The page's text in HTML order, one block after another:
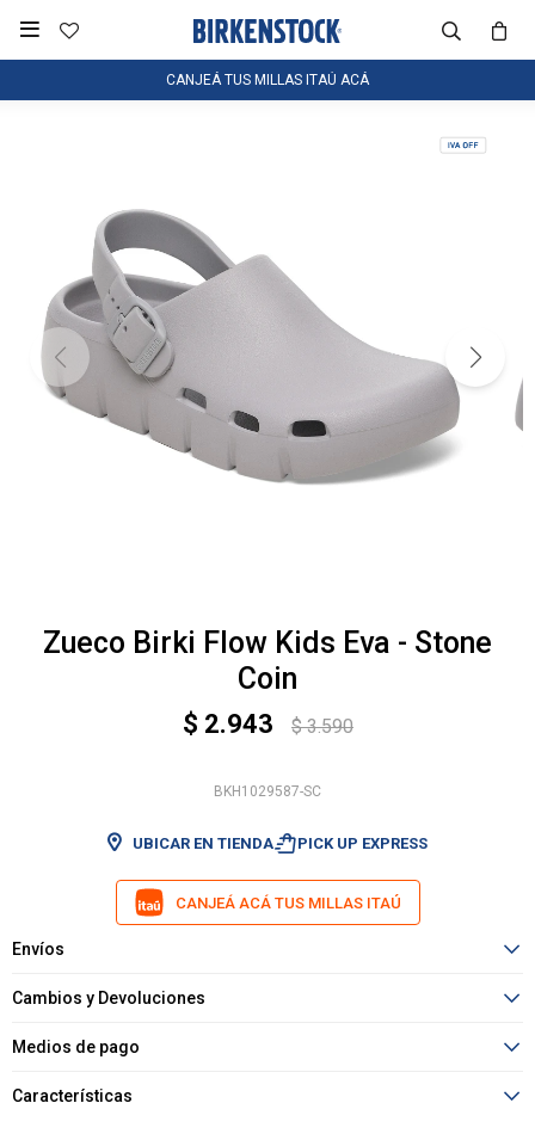

CANJEÁ TUS MILLAS ITAÚ ACÁ
Zueco Birki Flow Kids Eva - Stone
Coin
$ 2.943 $ 3.590
BKH1029587-SC
UBICAR EN TIENDAshopping_bag_speedPICK UP EXPRESS
CANJEÁ ACÁ TUS MILLAS ITAÚ
Envíos
Cambios y Devoluciones
Medios de pago
Características